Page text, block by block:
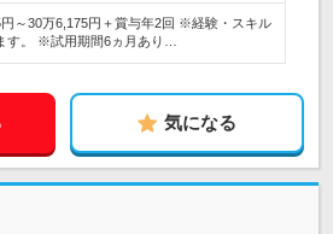
円～30万6,175円＋賞与年2回 ※経験・スキル
す。 ※試用期間6ヵ月あり…
気になる